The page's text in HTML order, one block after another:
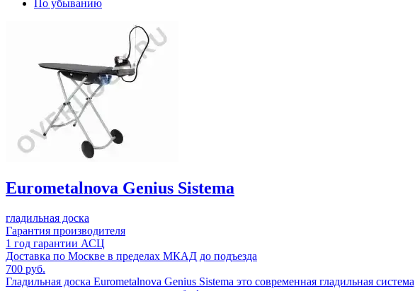
По убыванию
Eurometalnova Genius Sistema
гладильная доска
Гарантия производителя
1 год гарантии АСЦ
Доставка по Москве в пределах МКАД до подъезда
700 руб.
Гладильная доска Eurometalnova Genius Sistema это современная гладильная